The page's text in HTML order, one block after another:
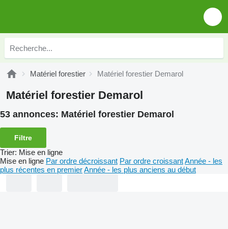
Matériel forestier Matériel forestier Demarol
Matériel forestier Demarol
53 annonces: Matériel forestier Demarol
Filtre
Trier: Mise en ligne
Mise en ligne Par ordre décroissant Par ordre croissantAnnée - les
plus récentes en premierAnnée - les plus anciens au début